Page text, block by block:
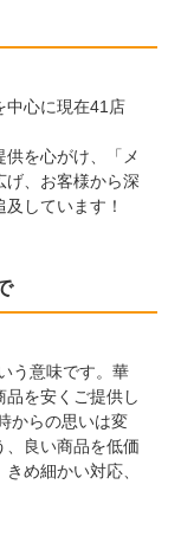
中心に現在41店
を心がけ、「メ
げ、お客様から深
しています！
う意味です。華
を安くご提供し
からの思いは変
、良い商品を低価
め細かい対応、